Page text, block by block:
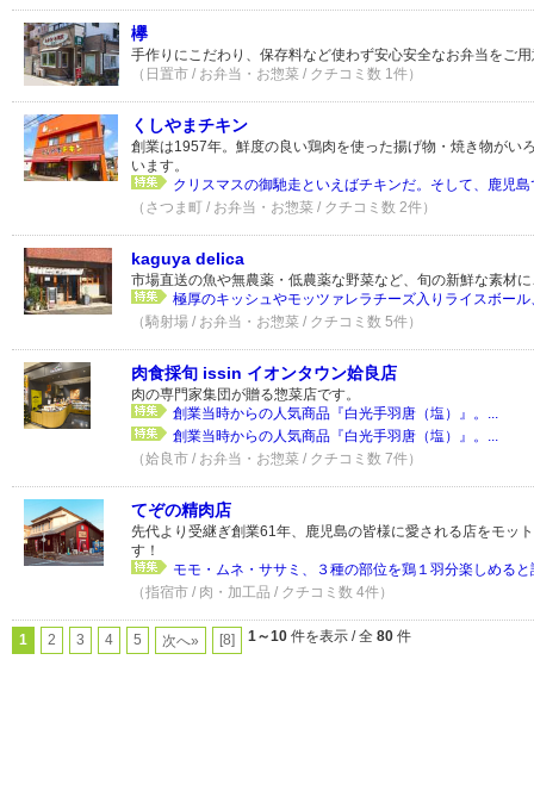
欅
手作りにこだわり、保存料など使わず安心安全なお弁当をご
（日置市 / お弁当・お惣菜 / クチコミ数 1件）
くしやまチキン
創業は1957年。鮮度の良い鶏肉を使った揚げ物・焼き物がい
います。
クリスマスの御馳走といえばチキンだ。そして、鹿児
（さつま町 / お弁当・お惣菜 / クチコミ数 2件）
kaguya delica
市場直送の魚や無農薬・低農薬な野菜など、旬の新鮮な素材
極厚のキッシュやモッツァレラチーズ入りライスボー
（騎射場 / お弁当・お惣菜 / クチコミ数 5件）
肉食採旬 issin イオンタウン姶良店
肉の専門家集団が贈る惣菜店です。
創業当時からの人気商品『白光手羽唐（塩）』。...
創業当時からの人気商品『白光手羽唐（塩）』。...
（姶良市 / お弁当・お惣菜 / クチコミ数 7件）
てぞの精肉店
先代より受継ぎ創業61年、鹿児島の皆様に愛される店をモッ
す！
モモ・ムネ・ササミ、３種の部位を鶏１羽分楽しめる
（指宿市 / 肉・加工品 / クチコミ数 4件）
1 2 3 4 5 次へ» [8] 1～10 件を表示 / 全 80 件